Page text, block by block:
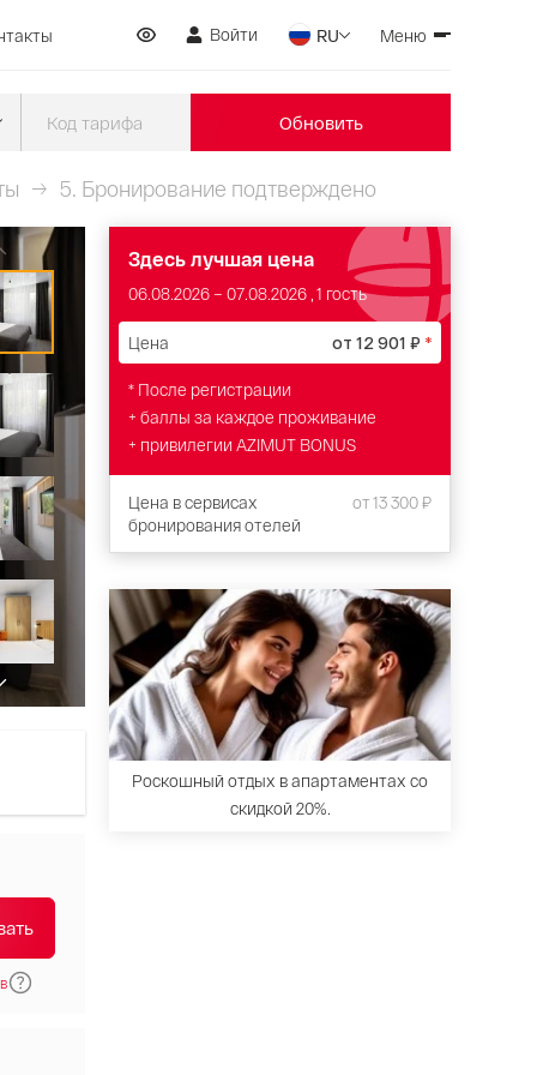
Войти RU Меню
Обновить
5. Бронирование подтверждено
Здесь лучшая цена
06.08.2026– 07.08.2026 , 1 гость
Цена от 12 901 ₽ *
* После регистрации
+ баллы за каждое проживание
+ привилегии AZIMUT BONUS
Цена в сервисах
бронирования отелей
от13 300 ₽
Роскошный отдых в апартаментах со
скидкой 20%.